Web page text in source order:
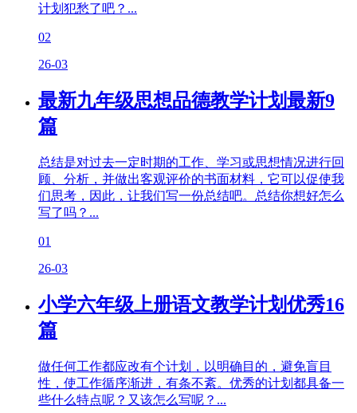
计划犯愁了吧？...
02
26-03
最新九年级思想品德教学计划最新9
篇
总结是对过去一定时期的工作、学习或思想情况进行回
顾、分析，并做出客观评价的书面材料，它可以促使我
们思考，因此，让我们写一份总结吧。总结你想好怎么
写了吗？...
01
26-03
小学六年级上册语文教学计划优秀16
篇
做任何工作都应改有个计划，以明确目的，避免盲目
性，使工作循序渐进，有条不紊。优秀的计划都具备一
些什么特点呢？又该怎么写呢？...